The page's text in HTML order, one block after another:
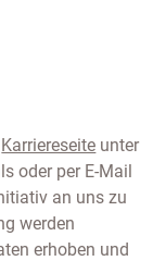
Karriereseite unter
oder per E-Mail
an uns zu
werden
erhoben und